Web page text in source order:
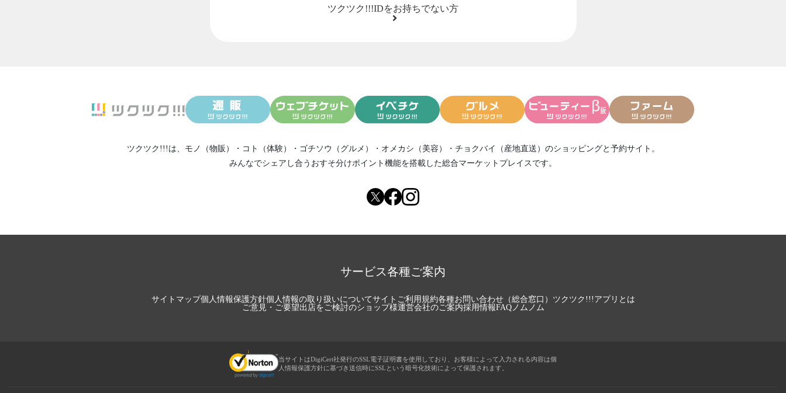
ツクツク!!!IDをお持ちでない方
ツクツク!!!は、 モノ（物販） ・ コト（体験） ・ ゴチソウ（グルメ） ・ オメカシ（美容） ・ チョクバイ（産地直送） のショッピングと予約サイト。
みんなでシェアし合う おすそ分けポイント機能を搭載した総合マーケットプレイスです。
サービス各種ご案内
サイトマップ個人情報保護方針個人情報の取り扱いについてサイトご利用規約各種お問い合わせ（総合窓口） ツクツク!!!アプリとは
ご意見・ご要望出店をご検討のショップ様運営会社のご案内採用情報FAQノムノム
当サイトはDigiCert社発行のSSL電子証明書を使用しており、お客様によって入力される内容は個
人情報保護方針に基づき送信時にSSLという暗号化技術によって保護されます。